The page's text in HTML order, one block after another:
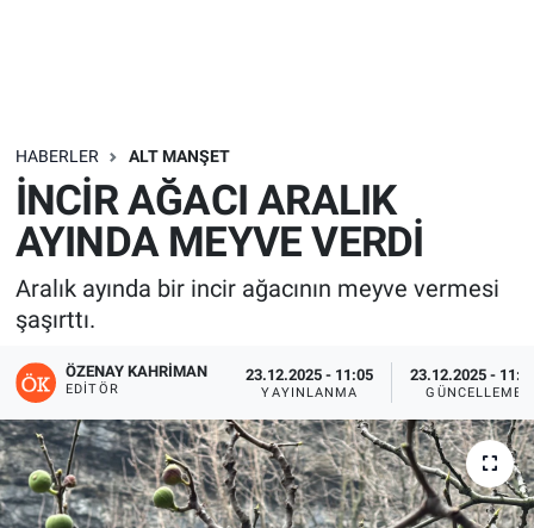
HABERLER ALT MANŞET
İNCİR AĞACI ARALIK
AYINDA MEYVE VERDİ
Aralık ayında bir incir ağacının meyve vermesi
şaşırttı.
ÖZENAY KAHRIMAN
EDITÖR
23.12.2025 - 11:05
YAYINLANMA
23.12.2025 -
GÜNCELLEME